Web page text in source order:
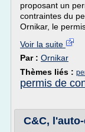
proposant un
contraintes du
Ornikar, le
Voir la suite
Par : Ornikar
Thèmes liés :
permis de
C&C,